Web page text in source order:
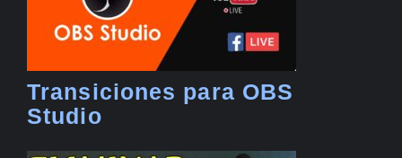
Transiciones para OBS
Studio